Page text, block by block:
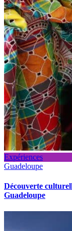
Expériences
Guadeloupe
Découverte
Guadeloupe